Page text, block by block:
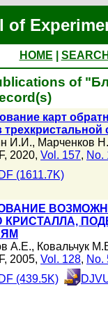
of
HOME
of
карт
И.И., Марченков
2020, Vol. 157, No.
(1611.7K)
А.Е., Ковальчук
2005, Vol. 128, No.
(439.5K)